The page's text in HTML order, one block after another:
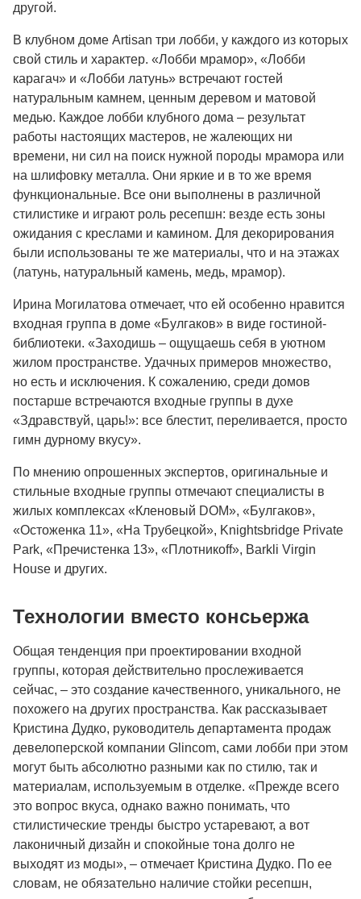
другой.
В клубном доме Artisan три лобби, у каждого из которых
свой стиль и характер. «Лобби мрамор», «Лобби
карагач» и «Лобби латунь» встречают гостей
натуральным камнем, ценным деревом и матовой
медью. Каждое лобби клубного дома – результат
работы настоящих мастеров, не жалеющих ни
времени, ни сил на поиск нужной породы мрамора или
на шлифовку металла. Они яркие и в то же время
функциональные. Все они выполнены в различной
стилистике и играют роль ресепшн: везде есть зоны
ожидания с креслами и камином. Для декорирования
были использованы те же материалы, что и на этажах
(латунь, натуральный камень, медь, мрамор).
Ирина Могилатова отмечает, что ей особенно нравится
входная группа в доме «Булгаков» в виде гостиной-
библиотеки. «Заходишь – ощущаешь себя в уютном
жилом пространстве. Удачных примеров множество,
но есть и исключения. К сожалению, среди домов
постарше встречаются входные группы в духе
«Здравствуй, царь!»: все блестит, переливается, просто
гимн дурному вкусу».
По мнению опрошенных экспертов, оригинальные и
стильные входные группы отмечают специалисты в
жилых комплексах «Кленовый DOM», «Булгаков»,
«Остоженка 11», «На Трубецкой», Knightsbridge Private
Park, «Пречистенка 13», «Плотникоff», Barkli Virgin
House и других.
Технологии вместо консьержа
Общая тенденция при проектировании входной
группы, которая действительно прослеживается
сейчас, – это создание качественного, уникального, не
похожего на других пространства. Как рассказывает
Кристина Дудко, руководитель департамента продаж
девелоперской компании Glincom, сами лобби при этом
могут быть абсолютно разными как по стилю, так и
материалам, используемым в отделке. «Прежде всего
это вопрос вкуса, однако важно понимать, что
стилистические тренды быстро устаревают, а вот
лаконичный дизайн и спокойные тона долго не
выходят из моды», – отмечает Кристина Дудко. По ее
словам, не обязательно наличие стойки ресепшн,